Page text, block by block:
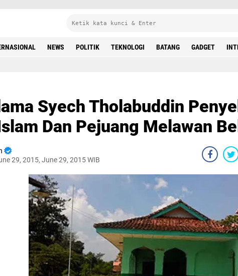
NEWS POLITIK TEKNOLOGI BATANG GADGET
Syech Tholabuddin
Dan Pejuang Melawan
29, 2015, June 29, 2015 WIB